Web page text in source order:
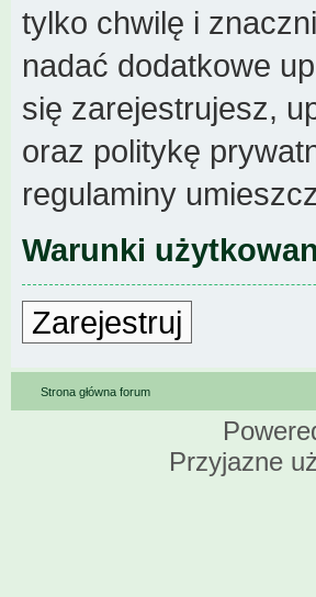
tylko chwilę i
nadać dodatkowe
się zarejestrujesz,
oraz politykę
regulaminy
Warunki
Zarejestruj
Strona główna forum
Przyjazne